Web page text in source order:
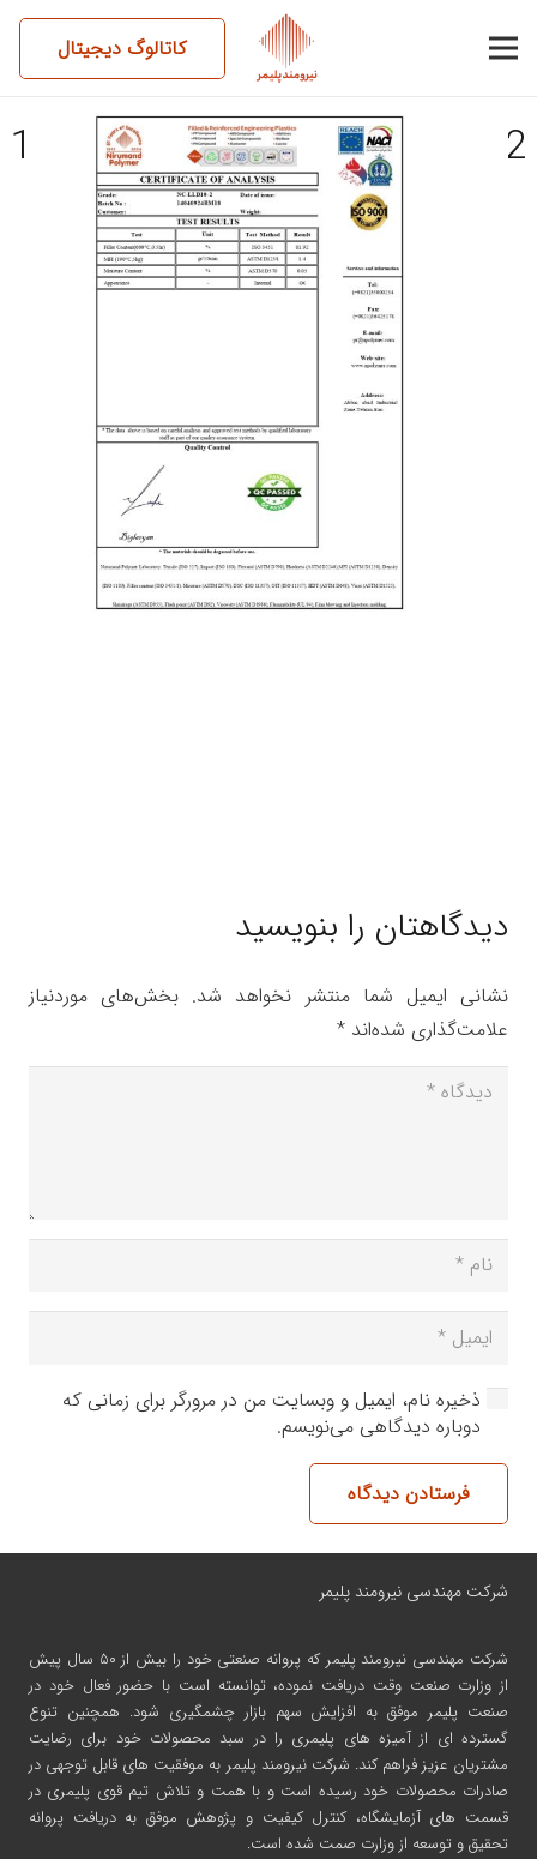
کاتالوگ دیجیتال
14040924BM18-NC-LLD10-2
دیدگاهتان را بنویسید
نشانی ایمیل شما منتشر نخواهد شد. بخش‌های موردنیاز
علامت‌گذاری شده‌اند *
ذخیره نام، ایمیل و وبسایت من در مرورگر برای زمانی که
دوباره دیدگاهی می‌نویسم.
فرستادن دیدگاه
شرکت مهندسی نیرومند پلیمر
شرکت مهندسی نیرومند پلیمر
که پروانه صنعتی خود را بیش از ۵۰ سال پیش
از وزارت صنعت وقت دریافت نموده، توانسته است با حضور فعال خود در
صنعت پلیمر موفق به افزایش سهم بازار چشمگیری شود. همچنین تنوع
گسترده ای از آمیزه های پلیمری را در سبد محصولات خود برای رضایت
مشتریان عزیز فراهم کند. شرکت نیرومند پلیمر به موفقیت های قابل توجهی در
صادرات محصولات خود رسیده است و با همت و تلاش تیم قوی پلیمری در
قسمت های آزمایشگاه، کنترل کیفیت و پژوهش موفق به دریافت پروانه
تحقیق و توسعه از وزارت صمت شده است.